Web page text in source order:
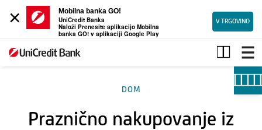
×
Mobilna banka GO!
UniCredit Banka
Naloži Prenesite aplikacijo Mobilna
banka GO! v aplikaciji Google Play
V TRGOVINO
Praznično
nakupovanje
doma
DOM
Praznično nakupovanje iz